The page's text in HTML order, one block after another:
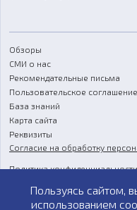
Обзоры
СМИ о нас
Рекомендательные письма
Пользовательское соглашение
База знаний
Карта сайта
Реквизиты
Согласие на обработку
Политика конфиденциальности
Публичная оферта
Пользуясь сайтом,
использованием